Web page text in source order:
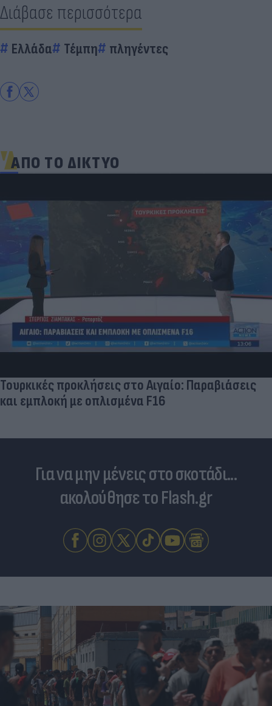
Διάβασε περισσότερα
Ελλάδα Τέμπη πληγέντες
ΑΠΟ ΤΟ ΔΙΚΤΥΟ
Δέκα εκατομμύρια followers δεν κάνουν λάθος- Η
Ντιλέτα Λεότα με μαγιό έγινε ξανά viral (photos)
Για να μην μένεις στο σκοτάδι...
ακολούθησε το Flash.gr